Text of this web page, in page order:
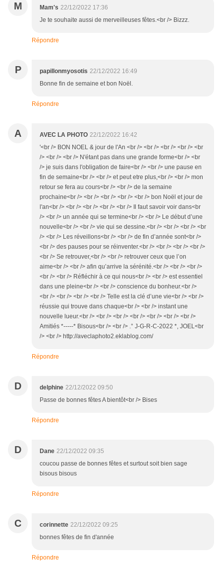
M Mam's 22/12/2022 17:36
Je te souhaite aussi de merveilleuses fêtes.<br /> Bizzz.
Répondre
P papillonmyosotis 22/12/2022 16:49
Bonne fin de semaine et bon Noël.
Répondre
A AVEC LA PHOTO 22/12/2022 16:42
'<br /> BON NOEL & jour de l'An <br /> <br /> <br /> <br /> <br
/> <br /> <br /> N'étant pas dans une grande forme<br /> <br
/> je suis dans l'obligation de faire<br /> <br /> une pause en
fin de semaine<br /> <br /> et peut etre plus,<br /> <br /> mon
retour se fera au cours<br /> <br /> de la semaine
prochaine<br /> <br /> <br /> <br /> <br /> bon Noël et jour de
l'an<br /> <br /> <br /> <br /> <br /> Il faut savoir voir dans<br
/> <br /> un année qui se termine<br /> <br /> Le début d’une
nouvelle<br /> <br /> vie qui se dessine.<br /> <br /> <br /> <br
/> <br /> Les réveillons<br /> <br /> de fin d’année sont<br />
<br /> des pauses pour se réinventer.<br /> <br /> <br /> <br />
<br /> Se retrouver,<br /> <br /> retrouver ceux que l’on
aime<br /> <br /> afin qu’arrive la sérénité.<br /> <br /> <br />
<br /> <br /> Réfléchir à ce qui nous<br /> <br /> est essentiel
dans une pleine<br /> <br /> conscience du bonheur.<br />
<br /> <br /> <br /> <br /> Telle est la clé d’une vie<br /> <br />
réussie qui trouve dans chaque<br /> <br /> instant une
nouvelle lueur.<br /> <br /> <br /> <br /> <br /> <br /> <br />
Amitiés *-----* Bisous<br /> <br /> .° J-G-R-C-2022 *, JOEL<br
/> <br /> http://aveclaphoto2.eklablog.com/
Répondre
D delphine 22/12/2022 09:50
Passe de bonnes fêtes A bientôt<br /> Bises
Répondre
D Dane 22/12/2022 09:35
coucou passe de bonnes fêtes et surtout soit bien sage
bisous bisous
Répondre
C corinnette 22/12/2022 09:25
bonnes fêtes de fin d'année
Répondre